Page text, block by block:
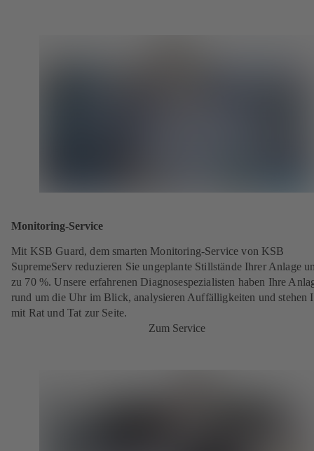
Monitoring-Service
Mit KSB Guard, dem smarten Monitoring-Service von KSB
SupremeServ reduzieren Sie ungeplante Stillstände Ihrer Anlage
zu 70 %. Unsere erfahrenen Diagnosespezialisten haben Ihre
rund um die Uhr im Blick, analysieren Auffälligkeiten und stehen
mit Rat und Tat zur Seite.
Zum Service